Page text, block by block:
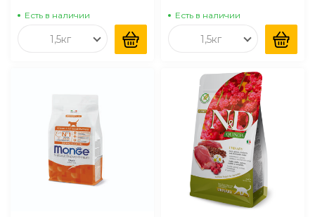
Есть в наличии
1,5кг
Есть в наличии
1,5кг